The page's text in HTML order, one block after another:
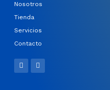
Nosotros
Tienda
Servicios
Contacto